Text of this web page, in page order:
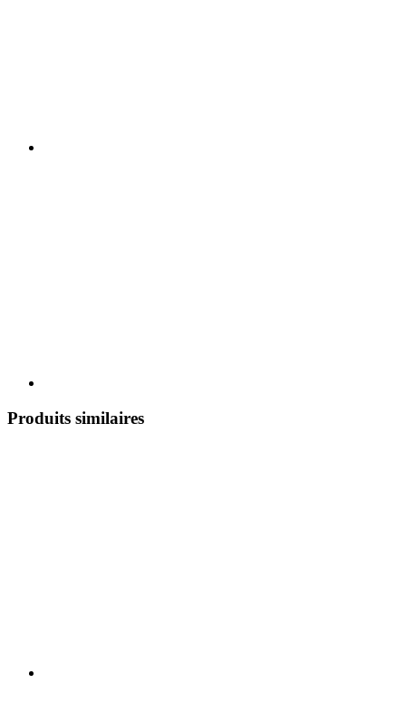
Produits similaires